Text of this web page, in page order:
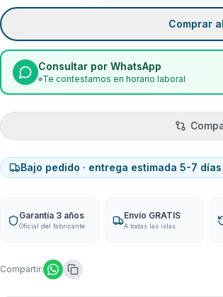
Comprar
Consultar por WhatsApp
Te contestamos en horario laboral
Bajo pedido · entrega estimada 5-7
Garantía 3 años
Oficial del fabricante
Envío GRATIS
A todas las islas
Compartir: